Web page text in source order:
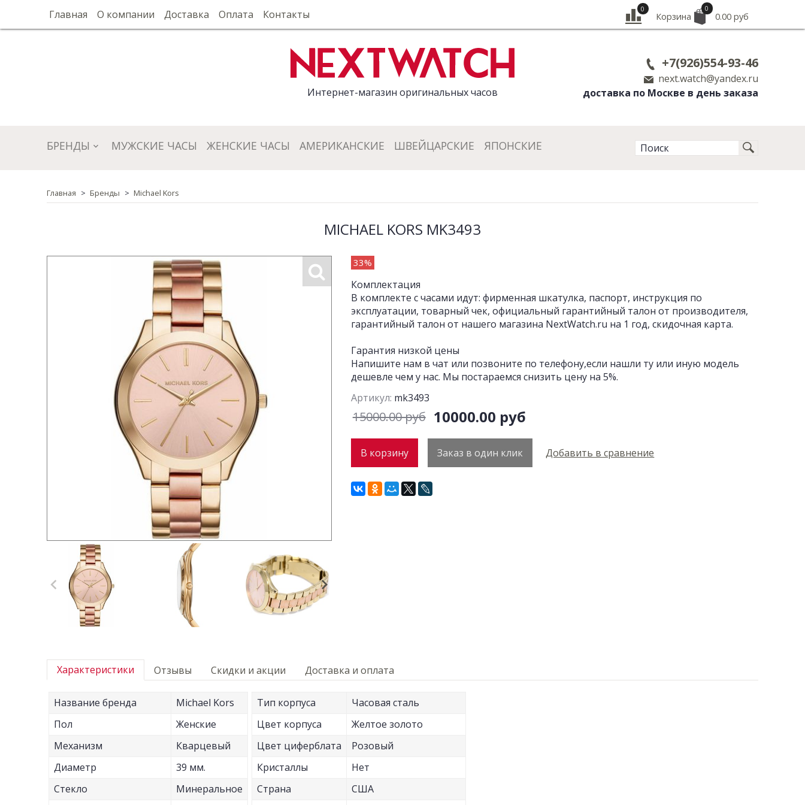
Главная О компании Доставка Оплата Контакты 0
Корзина
0
0.00 руб
Интернет-магазин оригинальных часов
+7(926)554-93-46
next.watch@yandex.ru
доставка по Москве в день заказа
БРЕНДЫ МУЖСКИЕ ЧАСЫ ЖЕНСКИЕ ЧАСЫ АМЕРИКАНСКИЕ ШВЕЙЦАРСКИЕ ЯПОНСКИЕ
Главная Бренды Michael Kors
MICHAEL KORS MK3493
33%
Комплектация
В комплекте с часами идут: фирменная шкатулка, паспорт, инструкция по
эксплуатации, товарный чек, официальный гарантийный талон от производителя,
гарантийный талон от нашего магазина NextWatch.ru на 1 год, скидочная карта.
Гарантия низкой цены
Напишите нам в чат или позвоните по телефону,если нашли ту или иную модель
дешевле чем у нас. Мы постараемся снизить цену на 5%.
Артикул: mk3493
15000.00 руб 10000.00 руб
В корзину Заказ в один клик Добавить в сравнение
Характеристики
Название бренда
Michael Kors
Пол
Женские
Механизм
Кварцевый
Диаметр
39 мм.
Стекло
Минеральное
Тип корпуса
Часовая сталь
Цвет корпуса
Желтое золото
Цвет циферблата
Розовый
Кристаллы
Нет
Страна
США
Отзывы Скидки и акции Доставка и оплата